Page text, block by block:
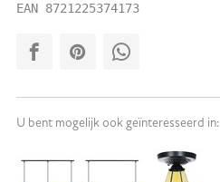
EAN 8721225374173
U bent mogelijk ook geïnteresseerd in: